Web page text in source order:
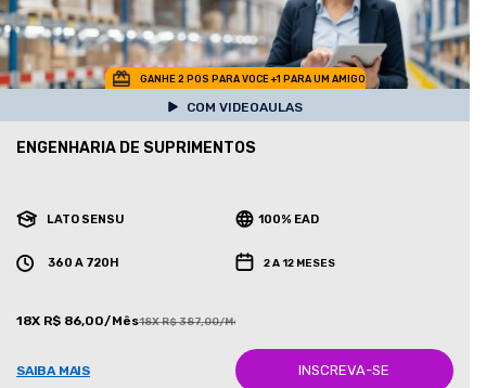
GANHE 2 POS PARA VOCE +1 PARA UM AMIGO
COM VIDEOAULAS
ENGENHARIA DE SUPRIMENTOS
LATO SENSU 100% EAD
360 A 720H 2 A 12 MESES
18X R$ 86,00/Mês18X R$ 387,00/Mês
SAIBA MAIS INSCREVA-SE